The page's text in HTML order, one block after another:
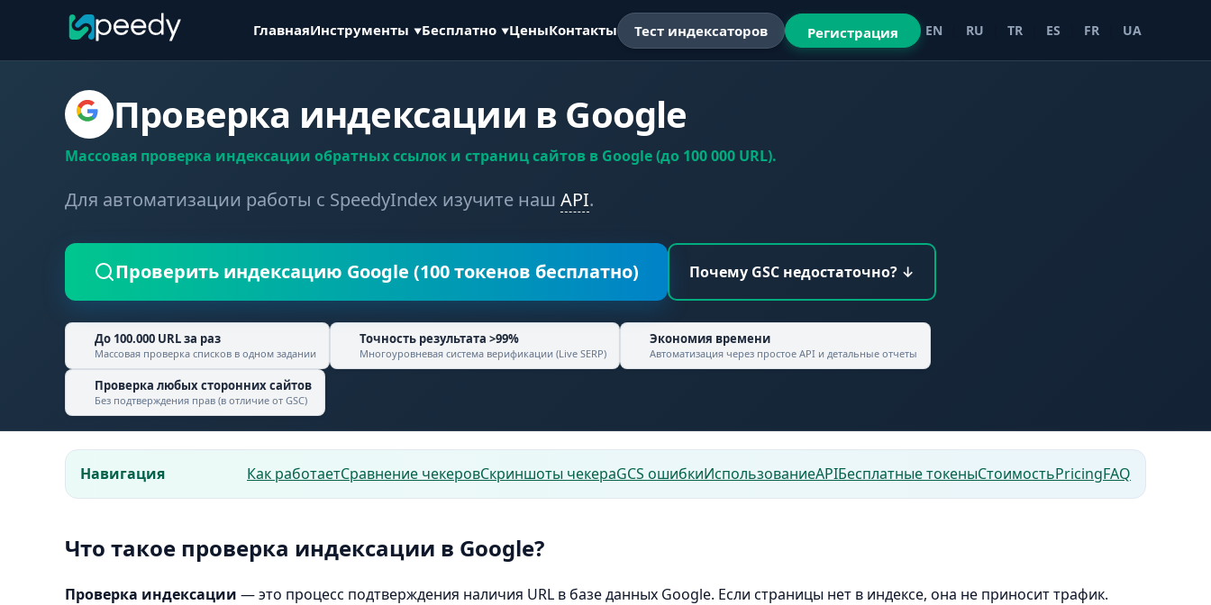
ГлавнаяИнструменты Бесплатно ЦеныКонтакты Тест индексаторов Регистрация EN RU TR ES FR UA
Проверка индексации в Google
Массовая проверка индексации обратных ссылок и страниц сайтов в Google (до 100 000 URL).
Для автоматизации работы c SpeedyIndex изучите наш API.
Проверить индексацию Google (100 токенов бесплатно) Почему GSC недостаточно? ↓
До 100.000 URL за раз
Массовая проверка списков в одном задании
Точность результата >99%
Многоуровневая система верификации (Live SERP)
Экономия времени
Автоматизация через простое API и детальные отчеты
Проверка любых сторонних сайтов
Без подтверждения прав (в отличие от GSC)
Навигация Как работаетСравнение чекеровСкриншоты чекераGCS ошибкиИспользованиеAPIБесплатные токеныСтоимостьPricingFAQ
Что такое проверка индексации в Google?
Проверка индексации — это процесс подтверждения наличия URL в базе данных Google. Если страницы нет в индексе, она не приносит трафик.